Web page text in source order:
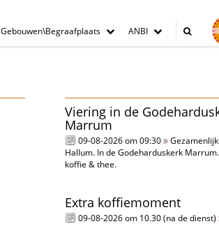
Gebouwen\Begraafplaats ANBI
Viering in de
Marrum
09-08-2026 om 09:30
Hallum. In de Godeharduskerk
koffie & thee.
Extra koffiemoment
09-08-2026 om 10.30 (na de dienst)